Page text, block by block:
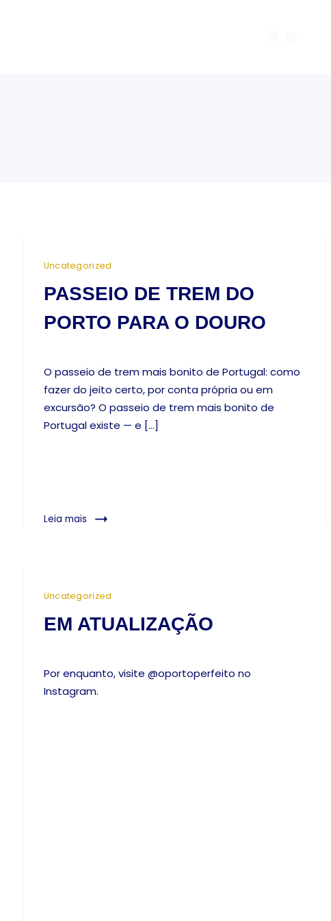
Uncategorized
PASSEIO DE TREM DO
PORTO PARA O DOURO
O passeio de trem mais bonito de Portugal: como
fazer do jeito certo, por conta própria ou em
excursão? O passeio de trem mais bonito de
Portugal existe — e […]
Leia mais
Uncategorized
EM ATUALIZAÇÃO
Por enquanto, visite @oportoperfeito no
Instagram.